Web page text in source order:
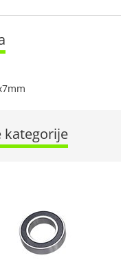
kategorije